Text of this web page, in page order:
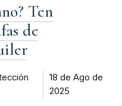
Ten
de
18 de Ago de
2025